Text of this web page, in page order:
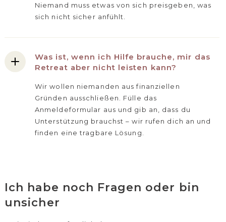
Niemand muss etwas von sich preisgeben, was
sich nicht sicher anfühlt.
Was ist, wenn ich Hilfe brauche, mir das
Retreat aber nicht leisten kann?
Wir wollen niemanden aus finanziellen
Gründen ausschließen. Fülle das
Anmeldeformular aus und gib an, dass du
Unterstützung brauchst – wir rufen dich an und
finden eine tragbare Lösung.
Ich habe noch Fragen oder bin
unsicher